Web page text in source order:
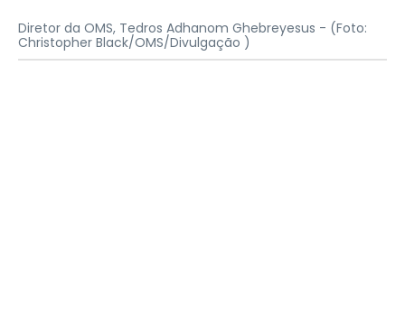
Diretor da OMS, Tedros Adhanom Ghebreyesus - (Foto:
Christopher Black/OMS/Divulgação )